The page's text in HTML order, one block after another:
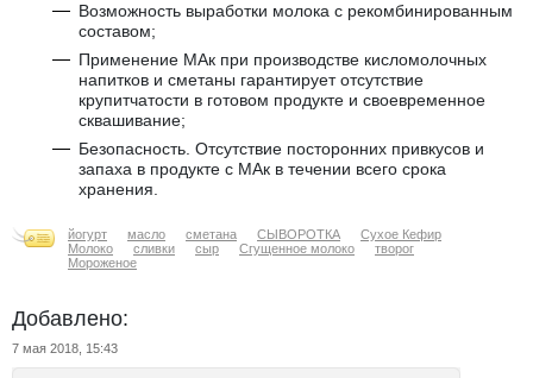
Возможность выработки молока с рекомбинированным
составом;
Применение МАк при производстве кисломолочных
напитков и сметаны гарантирует отсутствие
крупитчатости в готовом продукте и своевременное
сквашивание;
Безопасность. Отсутствие посторонних привкусов и
запаха в продукте с МАк в течении всего срока
хранения.
йогурт масло сметана СЫВОРОТКА
Сухое Кефир
Молоко
сливки сыр Сгущенное молоко
творог
Мороженое
Добавлено:
7 мая 2018, 15:43